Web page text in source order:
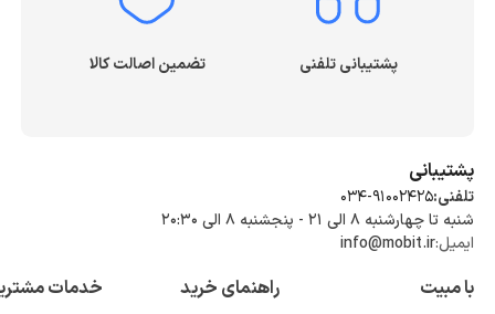
پشتیبانی تلفنی تضمین اصالت کالا
پشتیبانی
تلفنی:034-91002425
شنبه تا چهارشنبه ۸ الی ۲۱ - پنجشنبه 8 الی ۲۰:۳۰
ایمیل:info@mobit.ir
با مبیت راهنمای خرید خدمات